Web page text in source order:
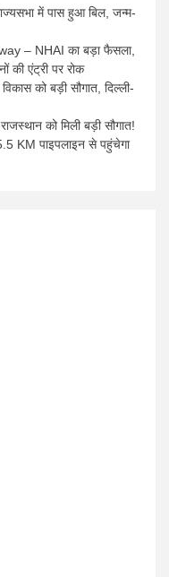
में पास हुआ बिल, जन्म-
– NHAI का बड़ा फैसला,
की एंट्री पर रोक
को बड़ी सौगात, दिल्ली-
को मिली बड़ी सौगात!
KM पाइपलाइन से पहुंचेगा